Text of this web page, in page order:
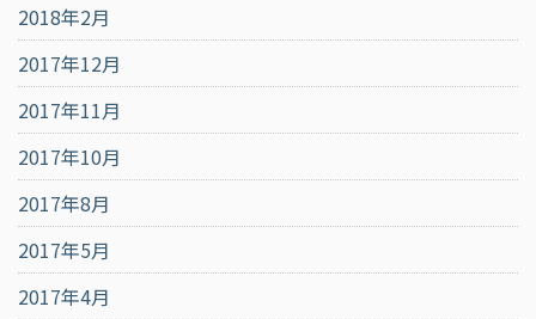
2018年2月
2017年12月
2017年11月
2017年10月
2017年8月
2017年5月
2017年4月